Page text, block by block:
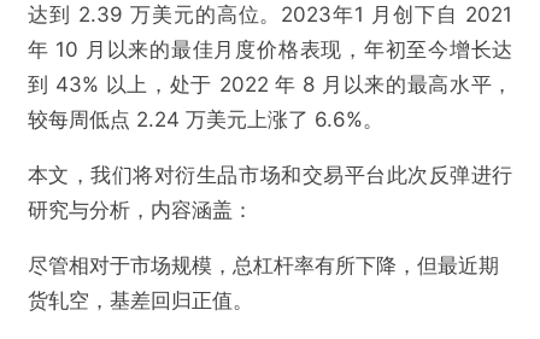
达到 2.39 万美元的高位。2023年1 月创下自 2021
年 10 月以来的最佳月度价格表现，年初至今增长达
到 43% 以上，处于 2022 年 8 月以来的最高水平，
较每周低点 2.24 万美元上涨了 6.6%。
本文，我们将对衍生品市场和交易平台此次反弹进行
研究与分析，内容涵盖：
尽管相对于市场规模，总杠杆率有所下降，但最近期
货轧空，基差回归正值。